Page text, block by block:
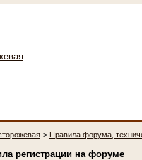
> Правила форума,
регистрации на форуме